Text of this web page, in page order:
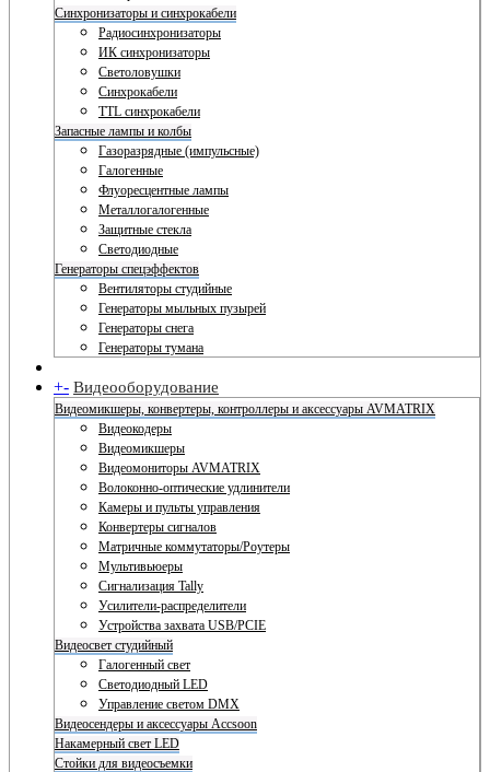
Синхронизаторы и синхрокабели
Радиосинхронизаторы
ИК синхронизаторы
Светоловушки
Синхрокабели
TTL синхрокабели
Запасные лампы и колбы
Газоразрядные (импульсные)
Галогенные
Флуоресцентные лампы
Металлогалогенные
Защитные стекла
Светодиодные
Генераторы спецэффектов
Вентиляторы студийные
Генераторы мыльных пузырей
Генераторы снега
Генераторы тумана
+- Видеооборудование
Видеомикшеры, конвертеры, контроллеры и аксессуары AVMATRIX
Видеокодеры
Видеомикшеры
Видеомониторы AVMATRIX
Волоконно-оптические удлинители
Камеры и пульты управления
Конвертеры сигналов
Матричные коммутаторы/Роутеры
Мультивьюеры
Сигнализация Tally
Усилители-распределители
Устройства захвата USB/PCIE
Видеосвет студийный
Галогенный свет
Светодиодный LED
Управление светом DMX
Видеосендеры и аксессуары Accsoon
Накамерный свет LED
Стойки для видеосъемки